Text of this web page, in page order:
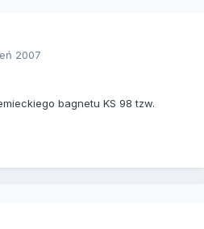
2007
bagnetu KS 98 tzw.